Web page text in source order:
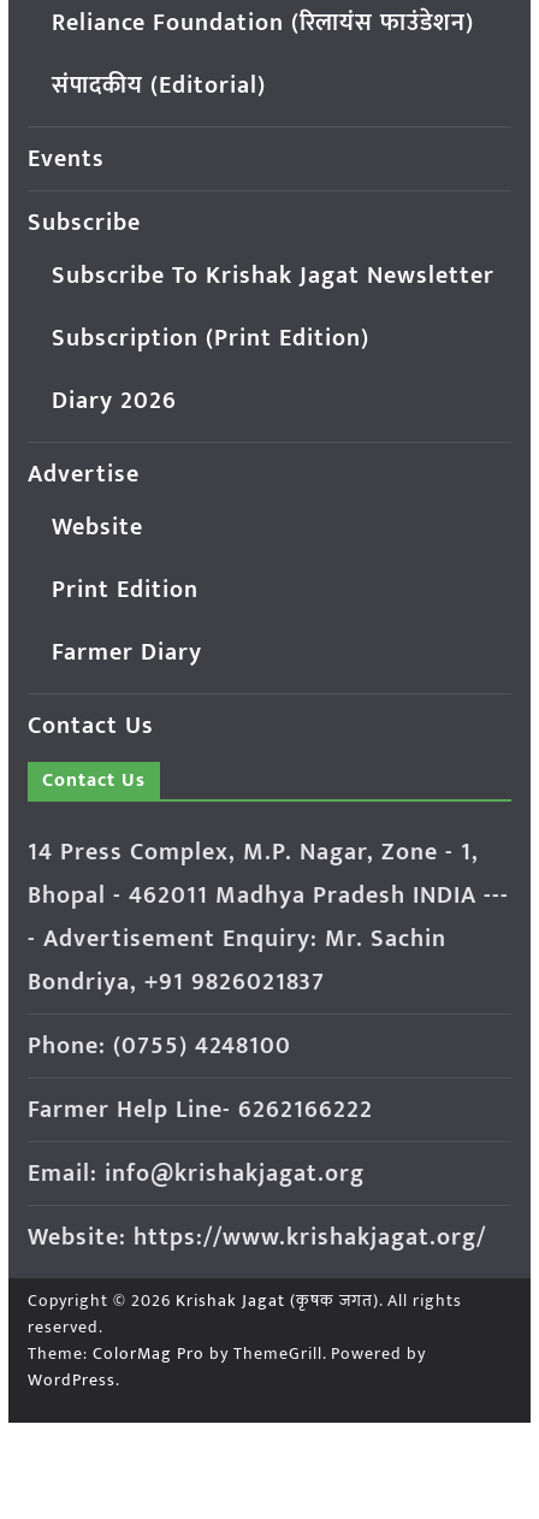
Reliance Foundation (रिलायंस फाउंडेशन)
संपादकीय (Editorial)
Events
Subscribe
Subscribe To Krishak Jagat Newsletter
Subscription (Print Edition)
Diary 2026
Advertise
Website
Print Edition
Farmer Diary
Contact Us
Contact Us
14 Press Complex, M.P. Nagar, Zone - 1,
Bhopal - 462011 Madhya Pradesh INDIA ---
- Advertisement Enquiry: Mr. Sachin
Bondriya, +91 9826021837
Phone: (0755) 4248100
Farmer Help Line- 6262166222
Email: info@krishakjagat.org
Website: https://www.krishakjagat.org/
Copyright © 2026 Krishak Jagat (कृषक जगत). All rights
reserved.
Theme: ColorMag Pro by ThemeGrill. Powered by
WordPress.